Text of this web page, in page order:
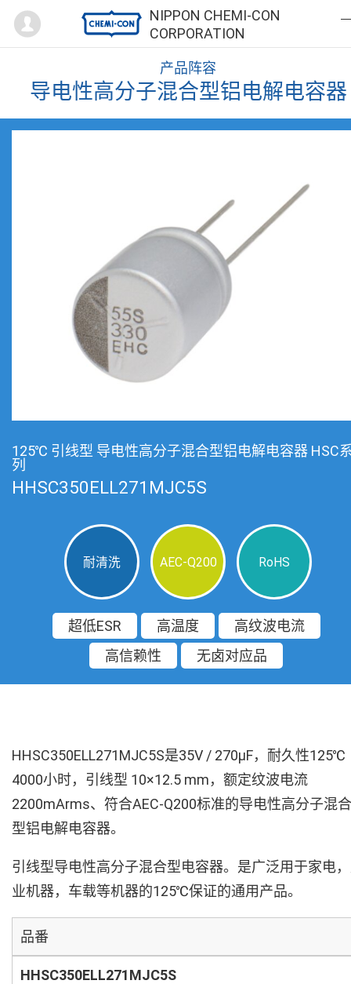
NIPPON CHEMI-CON
CORPORATION
Mypage
产品阵容
导电性高分子混合型铝电解电容器
125℃ 引线型 导电性高分子混合型铝电解电容器 HSC
列
HHSC350ELL271MJC5S
耐清洗 AEC-Q200 RoHS
超低ESR 高温度
高纹波电流
高信赖性
无卤对应品
HHSC350ELL271MJC5S是35V / 270µF，耐久性125℃
4000小时，引线型 10×12.5 mm，额定纹波电流
2200mArms、符合AEC-Q200标准的导电性高分子混合
型铝电解电容器。
引线型导电性高分子混合型电容器。是广泛用于家电
业机器，车载等机器的125℃保证的通用产品。
品番
HHSC350ELL271MJC5S